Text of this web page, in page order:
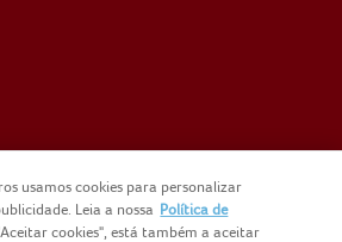
usamos cookies para personalizar
Leia a nossa Política de
cookies", está também a aceitar